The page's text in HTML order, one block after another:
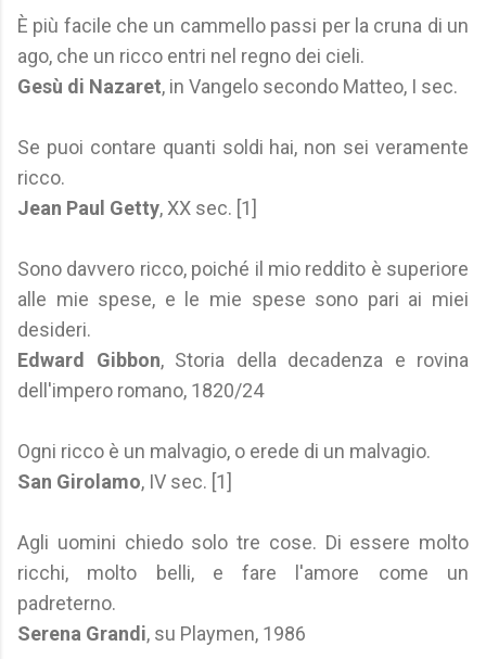
È più facile che un cammello passi per la cruna di un
ago, che un ricco entri nel regno dei cieli.
Gesù di Nazaret, in Vangelo secondo Matteo, I sec.
Se puoi contare quanti soldi hai, non sei veramente
ricco.
Jean Paul Getty, XX sec. [1]
Sono davvero ricco, poiché il mio reddito è superiore
alle mie spese, e le mie spese sono pari ai miei
desideri.
Edward Gibbon, Storia della decadenza e rovina
dell'impero romano, 1820/24
Ogni ricco è un malvagio, o erede di un malvagio.
San Girolamo, IV sec. [1]
Agli uomini chiedo solo tre cose. Di essere molto
ricchi, molto belli, e fare l'amore come un
padreterno.
Serena Grandi, su Playmen, 1986